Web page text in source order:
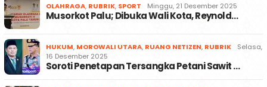
OLAHRAGA, RUBRIK, SPORT Minggu, 21 Desember 2025
Musorkot Palu; Dibuka Wali Kota, Reynold…
HUKUM, MOROWALI UTARA, RUANG NETIZEN, RUBRIK
Selasa,
16 Desember 2025
Soroti Penetapan Tersangka Petani Sawit …